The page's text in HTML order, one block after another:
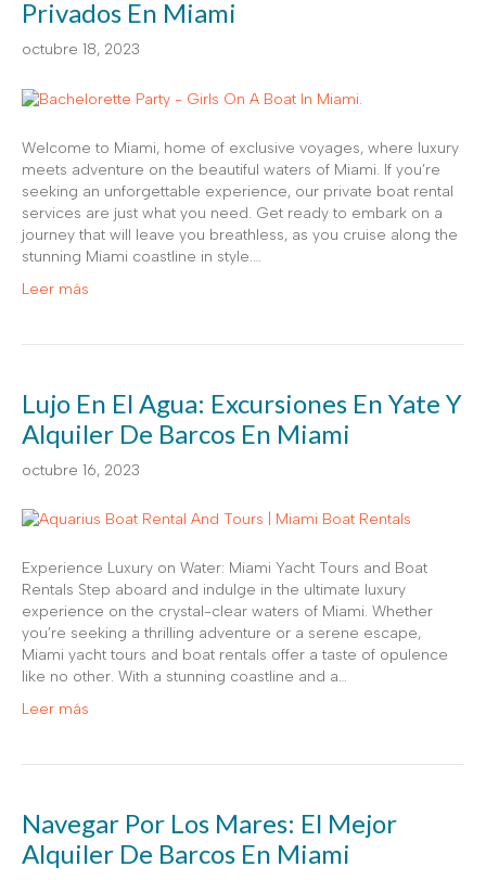
Privados En Miami
octubre 18, 2023
Welcome to Miami, home of exclusive voyages, where luxury
meets adventure on the beautiful waters of Miami. If you’re
seeking an unforgettable experience, our private boat rental
services are just what you need. Get ready to embark on a
journey that will leave you breathless, as you cruise along the
stunning Miami coastline in style.…
Leer más
Lujo En El Agua: Excursiones En Yate Y
Alquiler De Barcos En Miami
octubre 16, 2023
Experience Luxury on Water: Miami Yacht Tours and Boat
Rentals Step aboard and indulge in the ultimate luxury
experience on the crystal-clear waters of Miami. Whether
you’re seeking a thrilling adventure or a serene escape,
Miami yacht tours and boat rentals offer a taste of opulence
like no other. With a stunning coastline and a…
Leer más
Navegar Por Los Mares: El Mejor
Alquiler De Barcos En Miami